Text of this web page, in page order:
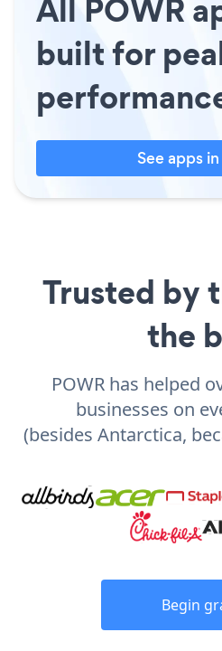
All POWR
built for
See apps
Trusted by
the
POWR has helped
businesses on
(besides Antarctica,
Begin